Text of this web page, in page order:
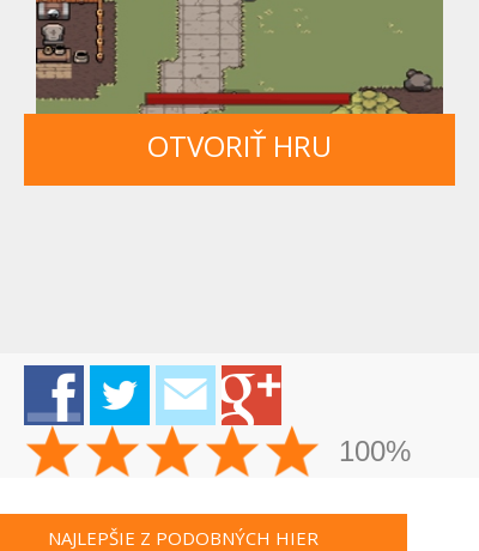
OTVORIŤ HRU
100%
NAJLEPŠIE Z PODOBNÝCH HIER